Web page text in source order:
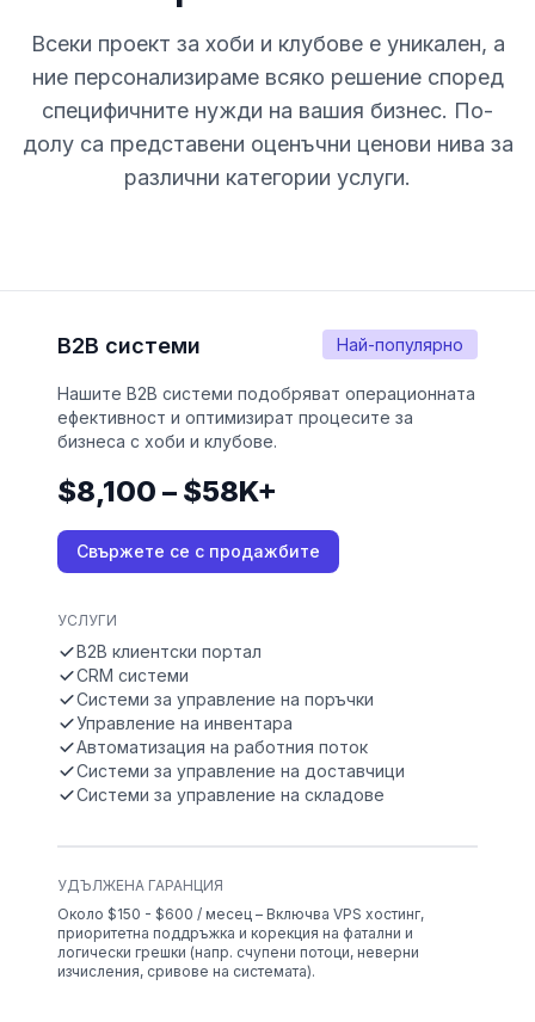
Всеки проект за хоби и клубове е уникален, а
ние персонализираме всяко решение според
специфичните нужди на вашия бизнес. По-
долу са представени оценъчни ценови нива за
различни категории услуги.
Най-популярно
B2B системи
Нашите B2B системи подобряват операционната
ефективност и оптимизират процесите за
бизнеса с хоби и клубове.
$8,100 – $58K+
Свържете се с продажбите
УСЛУГИ
B2B клиентски портал
CRM системи
Системи за управление на поръчки
Управление на инвентара
Автоматизация на работния поток
Системи за управление на доставчици
Системи за управление на складове
УДЪЛЖЕНА ГАРАНЦИЯ
Около $150 - $600 / месец – Включва VPS хостинг,
приоритетна поддръжка и корекция на фатални и
логически грешки (напр. счупени потоци, неверни
изчисления, сривове на системата).